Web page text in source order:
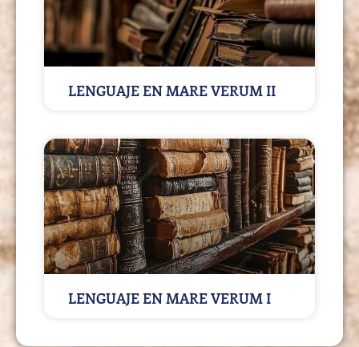
LENGUAJE EN MARE VERUM II
LENGUAJE EN MARE VERUM I